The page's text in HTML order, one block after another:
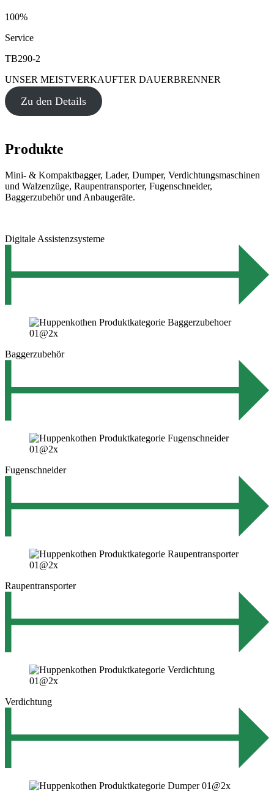
100%
Service
TB290-2
UNSER MEISTVERKAUFTER DAUERBRENNER
Zu den Details
Produkte
Mini- & Kompaktbagger, Lader, Dumper, Verdichtungsmaschinen
und Walzenzüge, Raupentransporter, Fugenschneider,
Baggerzubehör und Anbaugeräte.
Digitale Assistenzsysteme
Baggerzubehör
Fugenschneider
Raupentransporter
Verdichtung